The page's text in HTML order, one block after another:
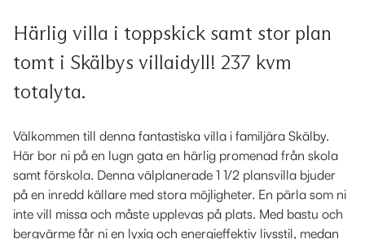
Härlig villa i toppskick samt stor plan
tomt i Skälbys villaidyll! 237 kvm
totalyta.
Välkommen till denna fantastiska villa i familjära Skälby.
Här bor ni på en lugn gata en härlig promenad från skola
samt förskola. Denna välplanerade 1 1/2 plansvilla bjuder
på en inredd källare med stora möjligheter. En pärla som ni
inte vill missa och måste upplevas på plats. Med bastu och
bergvärme får ni en lyxig och energieffektiv livsstil, medan